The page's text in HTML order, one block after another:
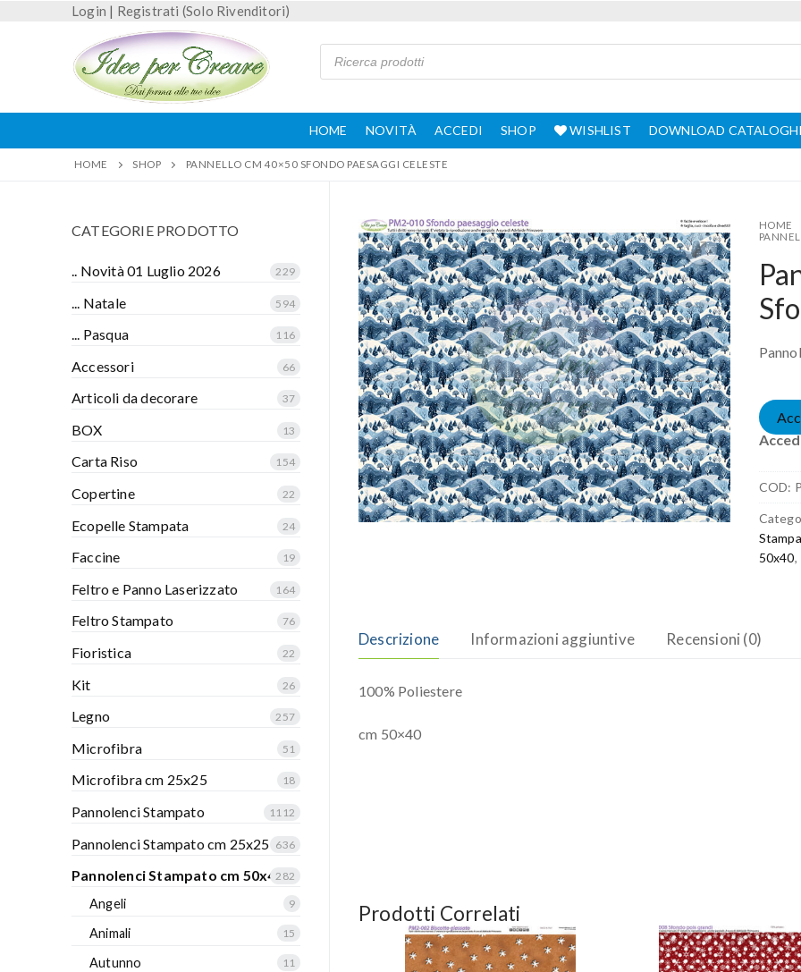
Login | Registrati (Solo Rivenditori)
HOME NOVITÀ ACCEDI SHOP WISHLIST DOWNLOAD CATALOGHI
HOME SHOP PANNELLO CM 40×50 SFONDO PAESAGGI CELESTE
HOME
COD:
50x40,
Descrizione Informazioni aggiuntive Recensioni (0)
100% Poliestere
cm 50×40
Prodotti Correlati
CATEGORIE PRODOTTO
.. Novità 01 Luglio 2026 229
... Natale 594
... Pasqua 116
Accessori 66
Articoli da decorare 37
BOX 13
Carta Riso 154
Copertine 22
Ecopelle Stampata 24
Faccine 19
Feltro e Panno Laserizzato 164
Feltro Stampato 76
Fioristica 22
Kit 26
Legno 257
Microfibra 51
Microfibra cm 25x25 18
Pannolenci Stampato 1112
Pannolenci Stampato cm 25x25 636
Pannolenci Stampato cm 50x40282
Angeli 9
Animali 15
Autunno 11